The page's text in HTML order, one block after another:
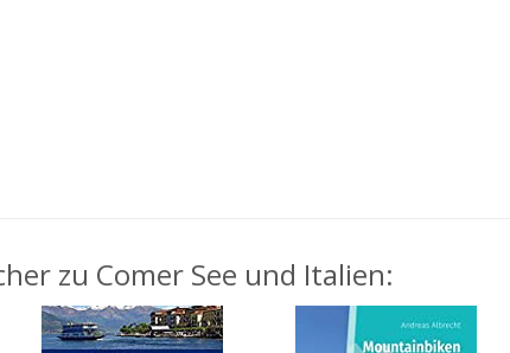
zu Comer See und Italien: